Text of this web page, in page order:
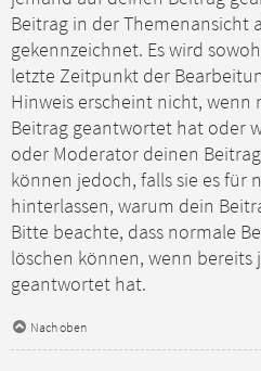
Beitrag in der Themenansicht
gekennzeichnet. Es wird
letzte Zeitpunkt der
Hinweis erscheint nicht,
Beitrag geantwortet hat oder
oder Moderator deinen
können jedoch, falls sie es für
hinterlassen, warum dein
Bitte beachte, dass normale
löschen können, wenn bereits
geantwortet hat.
Nach oben